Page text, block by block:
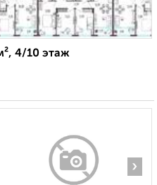
4/10 этаж
›